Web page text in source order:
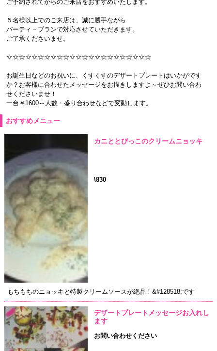
ご予約されてからのご来店をおすすめいたします。
５名様以上でのご来店は、誠に勝手ながら
パーティ－プランで対応させていただきます。
ご了承くださいませ。
☆☆☆☆☆☆☆☆☆☆☆☆☆☆☆☆☆☆☆☆☆☆☆
お誕生日などのお祝いに、くすくすのデザートプレートはいかがです
か？お客様に合わせたメッセージをお描きしますよ～ぜひお問い合わ
せくださいませ！
一台￥1600～人数・盛り合わせなどで変動します。
おすすめメニュー
カニととびっこのクリームニョッキ
\830
もちもちのニョッキと特製クリームソースが絶品！&#128518;です
デザートプレートメッセージお入れし
ます
お問い合わせください